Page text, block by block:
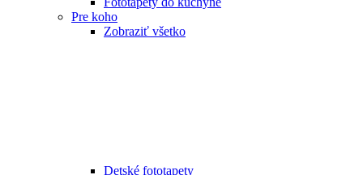
Pre koho
Zobraziť všetko
Detské fototapety